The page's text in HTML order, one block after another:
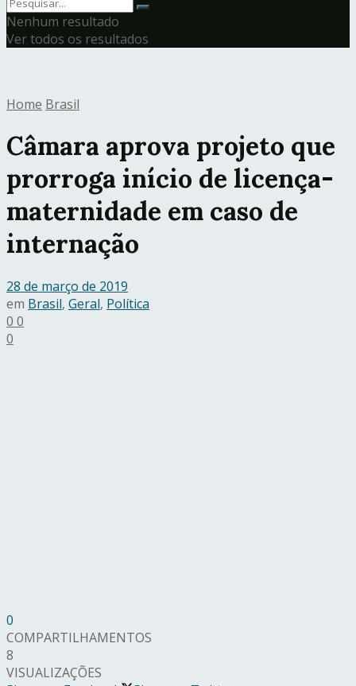
Nenhum resultado
Ver todos os resultados
Home Brasil
Câmara aprova projeto que
prorroga início de licença-
maternidade em caso de
internação
28 de março de 2019
em Brasil, Geral, Política
0 0
0
0
COMPARTILHAMENTOS
8
VISUALIZAÇÕES